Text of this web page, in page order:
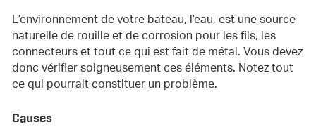
L’environnement de votre bateau, l’eau, est une source
naturelle de rouille et de corrosion pour les fils, les
connecteurs et tout ce qui est fait de métal. Vous devez
donc vérifier soigneusement ces éléments. Notez tout
ce qui pourrait constituer un problème.
Causes